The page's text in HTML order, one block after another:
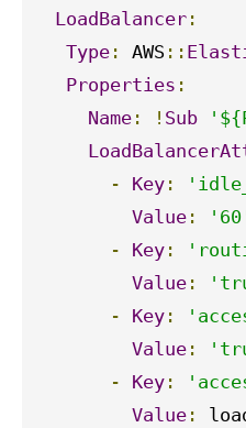
LoadBalancer :
Type : AWS ::
Properties :
Name : ! Sub
-
Key :
Value :
-
Key :
Value :
-
Key :
Value :
-
Key :
Value :